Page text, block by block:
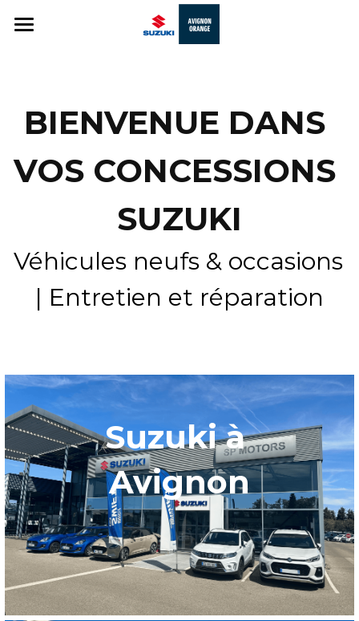
NOS VÉHICULES
OFFRES PARTICULIERS
Rechercher
0490821892
BIENVENUE DANS
VOS CONCESSIONS
SUZUKI
Véhicules neufs & occasions
| Entretien et réparation
Suzuki à
Avignon